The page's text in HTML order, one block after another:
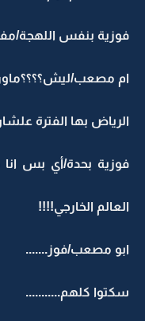
فوزية بنفس اللهجة/
ام مصعب/
الرياض بها الفترة
فوزية بحدة/أي بس
العالم الخارجي!!!!
ابو مصعب/فوز.......
سكتوا كلهم...........